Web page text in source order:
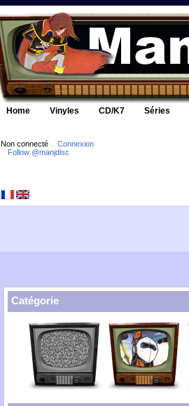
Home Vinyles CD/K7 Séries
Non connecté
Connexion
Follow @manjdisc
Catégorie